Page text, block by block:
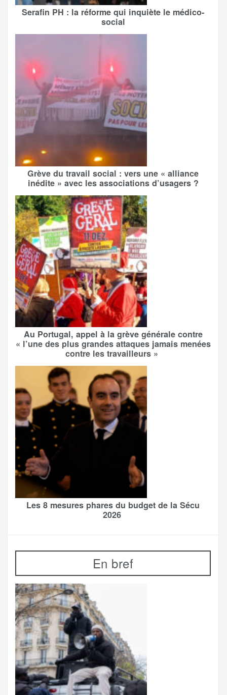
Serafin PH : la réforme qui inquiète le médico-
social
Grève du travail social : vers une « alliance
inédite » avec les associations d’usagers ?
Au Portugal, appel à la grève générale contre
« l’une des plus grandes attaques jamais menées
contre les travailleurs »
Les 8 mesures phares du budget de la Sécu
2026
En bref